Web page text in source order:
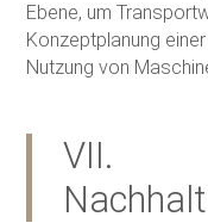
Ebene, um
Konzeptplanung
Nutzung von
VII.